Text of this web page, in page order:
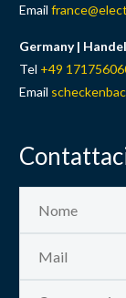
Email
Germany |
Tel +49
Email